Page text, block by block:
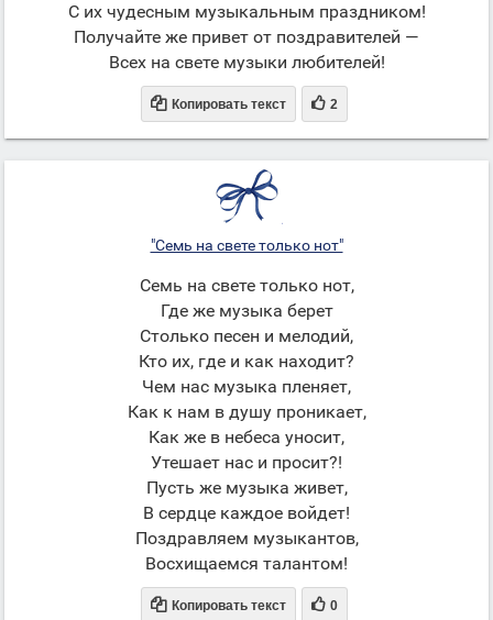
С их чудесным музыкальным праздником!
Получайте же привет от поздравителей —
Всех на свете музыки любителей!
 Копировать текст  2
"Семь на свете только нот"
Семь на свете только нот,
Где же музыка берет
Столько песен и мелодий,
Кто их, где и как находит?
Чем нас музыка пленяет,
Как к нам в душу проникает,
Как же в небеса уносит,
Утешает нас и просит?!
Пусть же музыка живет,
В сердце каждое войдет!
Поздравляем музыкантов,
Восхищаемся талантом!
 Копировать текст  0